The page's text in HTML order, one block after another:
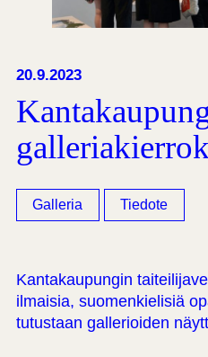
20.9.2023
Galleria Tiedote
Kantakaupungin
ilmaisia, suomenkielisiä
tutustaan gallerioiden